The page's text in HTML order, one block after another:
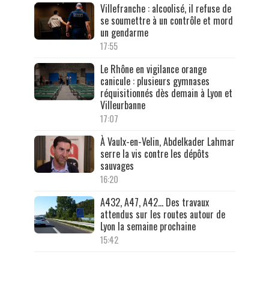
Villefranche : alcoolisé, il refuse de
se soumettre à un contrôle et mord
un gendarme
17:55
Le Rhône en vigilance orange
canicule : plusieurs gymnases
réquisitionnés dès demain à Lyon et
Villeurbanne
17:07
À Vaulx-en-Velin, Abdelkader Lahmar
serre la vis contre les dépôts
sauvages
16:20
A432, A47, A42… Des travaux
attendus sur les routes autour de
Lyon la semaine prochaine
15:42